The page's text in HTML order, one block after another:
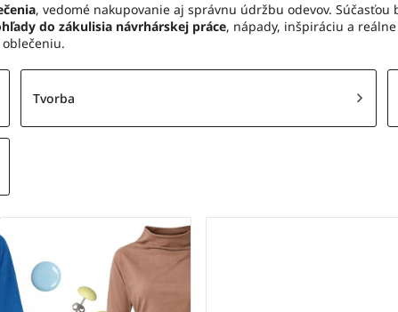
, vedomé nakupovanie aj správnu údržbu odevov. Súčasťou
do zákulisia návrhárskej práce, nápady, inšpiráciu a
Tvorba